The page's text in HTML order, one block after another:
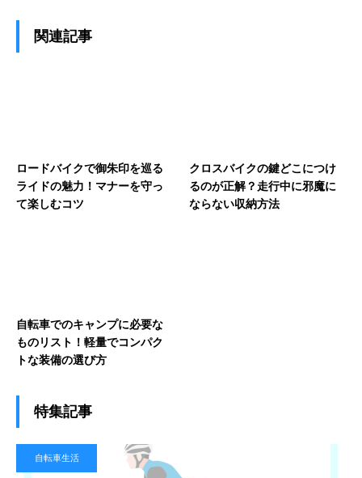
関連記事
ロードバイクで御朱印を巡る
ライドの魅力！マナーを守っ
て楽しむコツ
クロスバイクの鍵どこにつけ
るのが正解？走行中に邪魔に
ならない収納方法
自転車でのキャンプに必要な
ものリスト！軽量でコンパク
トな装備の選び方
特集記事
自転車生活